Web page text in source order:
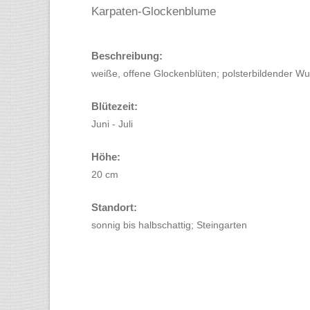
Karpaten-Glockenblume
Beschreibung:
weiße, offene Glockenblüten; polsterbildender
Blütezeit:
Juni - Juli
Höhe:
20 cm
Standort:
sonnig bis halbschattig; Steingarten